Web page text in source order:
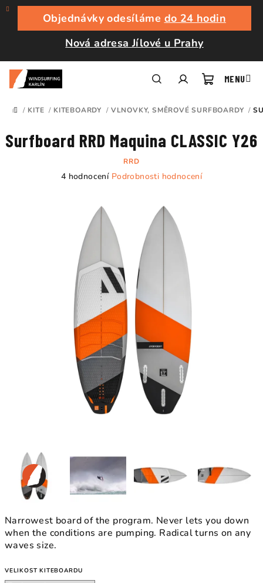
Přejít
obsah
Objednávky odesíláme do 24 hodin
Nová adresa Jílové u Prahy
košík
DOMŮ
/ KITE / KITEBOARDY / VLNOVKY, SMĚROVÉ SURFBOARDY /
Narrowest board of the program. Never lets you down
when the conditions are pumping. Radical turns on any
waves size.
VELIKOST KITEBOARDU
Surfboard RRD Maquina CLASSIC Y26
RRD
Průměrné
hvězdiček.
4 hodnocení Podrobnosti hodnocení